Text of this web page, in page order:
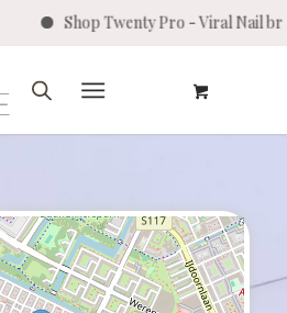
Shop Twenty Pro - Viral